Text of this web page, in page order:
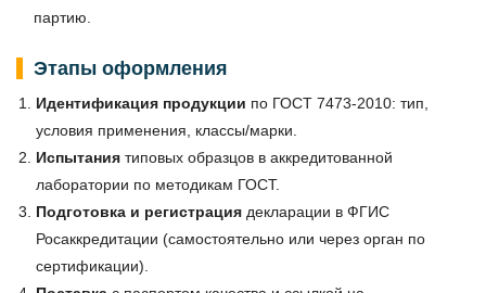
партию.
Этапы оформления
Идентификация продукции по ГОСТ 7473-2010: тип,
условия применения, классы/марки.
Испытания типовых образцов в аккредитованной
лаборатории по методикам ГОСТ.
Подготовка и регистрация декларации в ФГИС
Росаккредитации (самостоятельно или через орган по
сертификации).